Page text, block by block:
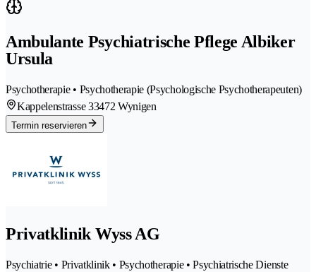
Ambulante Psychiatrische Pflege Albiker
Ursula
Psychotherapie • Psychotherapie (Psychologische Psychotherapeuten)
Kappelenstrasse 33472 Wynigen
Termin reservieren
Privatklinik Wyss AG
Psychiatrie • Privatklinik • Psychotherapie • Psychiatrische Dienste